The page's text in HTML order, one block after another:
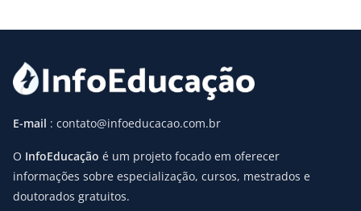
E-mail : contato@infoeducacao.com.br
O InfoEducação é um projeto focado em oferecer
informações sobre especialização, cursos, mestrados e
doutorados gratuitos.